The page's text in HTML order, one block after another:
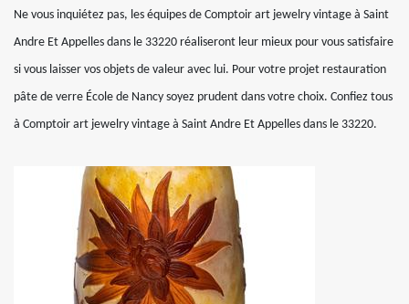
Ne vous inquiétez pas, les équipes de Comptoir art jewelry vintage à Saint
Andre Et Appelles dans le 33220 réaliseront leur mieux pour vous satisfaire
si vous laisser vos objets de valeur avec lui. Pour votre projet restauration
pâte de verre École de Nancy soyez prudent dans votre choix. Confiez tous
à Comptoir art jewelry vintage à Saint Andre Et Appelles dans le 33220.